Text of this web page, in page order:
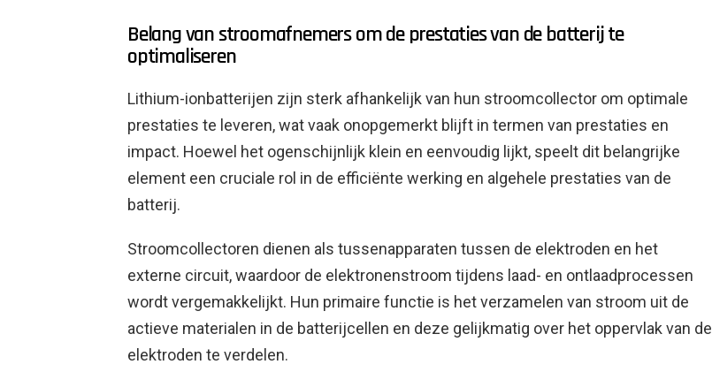
Belang van stroomafnemers om de prestaties van de batterij te
optimaliseren
Lithium-ionbatterijen zijn sterk afhankelijk van hun stroomcollector om optimale
prestaties te leveren, wat vaak onopgemerkt blijft in termen van prestaties en
impact. Hoewel het ogenschijnlijk klein en eenvoudig lijkt, speelt dit belangrijke
element een cruciale rol in de efficiënte werking en algehele prestaties van de
batterij.
Stroomcollectoren dienen als tussenapparaten tussen de elektroden en het
externe circuit, waardoor de elektronenstroom tijdens laad- en ontlaadprocessen
wordt vergemakkelijkt. Hun primaire functie is het verzamelen van stroom uit de
actieve materialen in de batterijcellen en deze gelijkmatig over het oppervlak van de
elektroden te verdelen.